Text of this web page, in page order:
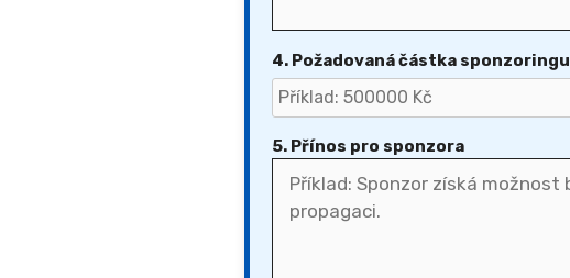
4. Požadovaná částka sponzoringu
5. Přínos pro sponzora